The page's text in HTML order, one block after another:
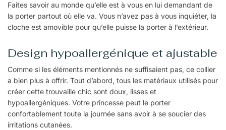
Faites savoir au monde qu’elle est à vous en lui demandant de
la porter partout où elle va. Vous n’avez pas à vous inquiéter, la
cloche est amovible pour qu’elle puisse la porter à l’extérieur.
Design hypoallergénique et ajustable
Comme si les éléments mentionnés ne suffisaient pas, ce collier
a bien plus à offrir. Tout d’abord, tous les matériaux utilisés pour
créer cette trouvaille chic sont doux, lisses et
hypoallergéniques. Votre princesse peut le porter
confortablement toute la journée sans avoir à se soucier des
irritations cutanées.